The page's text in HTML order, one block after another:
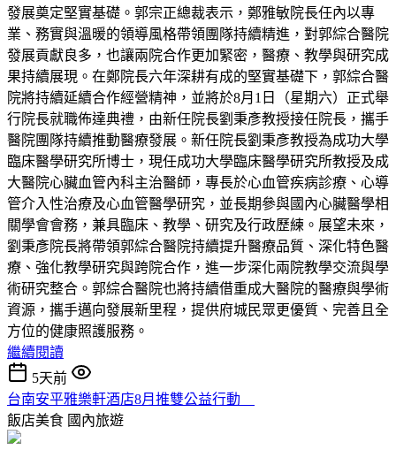
發展奠定堅實基礎。郭宗正總裁表示，鄭雅敏院長任內以專
業、務實與溫暖的領導風格帶領團隊持續精進，對郭綜合醫院
發展貢獻良多，也讓兩院合作更加緊密，醫療、教學與研究成
果持續展現。在鄭院長六年深耕有成的堅實基礎下，郭綜合醫
院將持續延續合作經營精神，並將於8月1日（星期六）正式舉
行院長就職佈達典禮，由新任院長劉秉彥教授接任院長，攜手
醫院團隊持續推動醫療發展。新任院長劉秉彥教授為成功大學
臨床醫學研究所博士，現任成功大學臨床醫學研究所教授及成
大醫院心臟血管內科主治醫師，專長於心血管疾病診療、心導
管介入性治療及心血管醫學研究，並長期參與國內心臟醫學相
關學會會務，兼具臨床、教學、研究及行政歷練。展望未來，
劉秉彥院長將帶領郭綜合醫院持續提升醫療品質、深化特色醫
療、強化教學研究與跨院合作，進一步深化兩院教學交流與學
術研究整合。郭綜合醫院也將持續借重成大醫院的醫療與學術
資源，攜手邁向發展新里程，提供府城民眾更優質、完善且全
方位的健康照護服務。
繼續閱讀
5天前
台南安平雅樂軒酒店8月推雙公益行動
飯店美食 國內旅遊